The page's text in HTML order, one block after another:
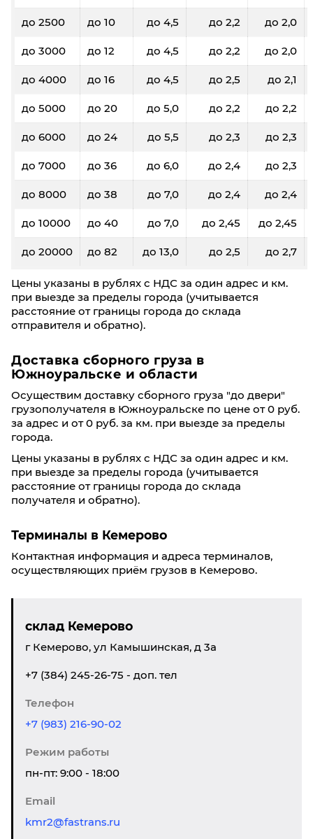
до 2500 до 10 до 4,5 до 2,2 до 2,0
до 3000 до 12 до 4,5 до 2,2 до 2,0
до 4000 до 16 до 4,5 до 2,5 до 2,1
до 5000 до 20 до 5,0 до 2,2 до 2,2
до 6000 до 24 до 5,5 до 2,3 до 2,3
до 7000 до 36 до 6,0 до 2,4 до 2,3
до 8000 до 38 до 7,0 до 2,4 до 2,4
до 10000 до 40 до 7,0 до 2,45 до 2,45
до 20000 до 82 до 13,0 до 2,5 до 2,7
Цены указаны в рублях с НДС за один адрес и км.
при выезде за пределы города (учитывается
расстояние от границы города до склада
отправителя и обратно).
Доставка сборного груза в
Южноуральске и области
Осуществим доставку сборного груза "до двери"
грузополучателя в Южноуральске по цене от 0 руб.
за адрес и от 0 руб. за км. при выезде за пределы
города.
Цены указаны в рублях с НДС за один адрес и км.
при выезде за пределы города (учитывается
расстояние от границы города до склада
получателя и обратно).
Терминалы в Кемерово
Контактная информация и адреса терминалов,
осуществляющих приём грузов в Кемерово.
склад Кемерово
г Кемерово, ул Камышинская, д 3а
+7 (384) 245-26-75 - доп. тел
Телефон
+7 (983) 216-90-02
Режим работы
пн-пт: 9:00 - 18:00
Email
kmr2@fastrans.ru